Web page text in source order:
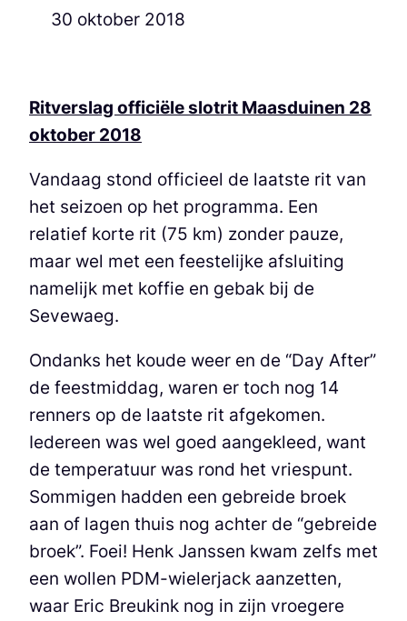
30 oktober 2018
Ritverslag officiële slotrit Maasduinen 28
oktober 2018
Vandaag stond officieel de laatste rit van
het seizoen op het programma. Een
relatief korte rit (75 km) zonder pauze,
maar wel met een feestelijke afsluiting
namelijk met koffie en gebak bij de
Sevewaeg.
Ondanks het koude weer en de “Day After”
de feestmiddag, waren er toch nog 14
renners op de laatste rit afgekomen.
Iedereen was wel goed aangekleed, want
de temperatuur was rond het vriespunt.
Sommigen hadden een gebreide broek
aan of lagen thuis nog achter de “gebreide
broek”. Foei! Henk Janssen kwam zelfs met
een wollen PDM-wielerjack aanzetten,
waar Eric Breukink nog in zijn vroegere